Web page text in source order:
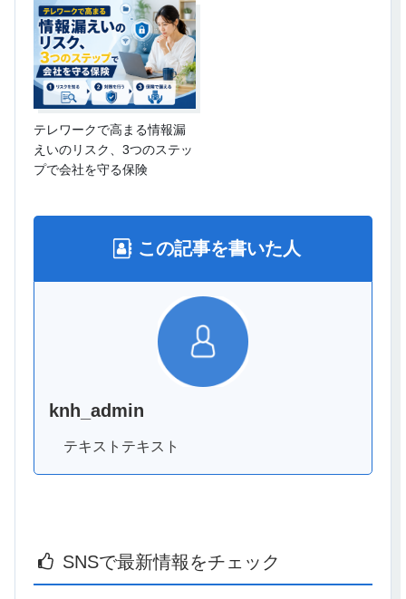
テレワークで高まる情報漏
えいのリスク、3つのステッ
プで会社を守る保険
この記事を書いた人
knh_admin
テキストテキスト
SNSで最新情報をチェック